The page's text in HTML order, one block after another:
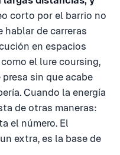
corto por el barrio no
hablar de carreras
en espacios
el lure coursing,
sin que acabe
Cuando la energía
de otras maneras:
el número. El
extra, es la base de